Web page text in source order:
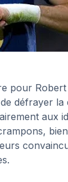
pour
défrayer la
aux